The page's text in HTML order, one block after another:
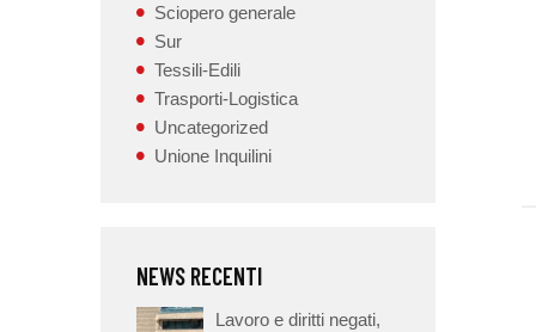
Sciopero generale
Sur
Tessili-Edili
Trasporti-Logistica
Uncategorized
Unione Inquilini
NEWS RECENTI
Lavoro e diritti negati,